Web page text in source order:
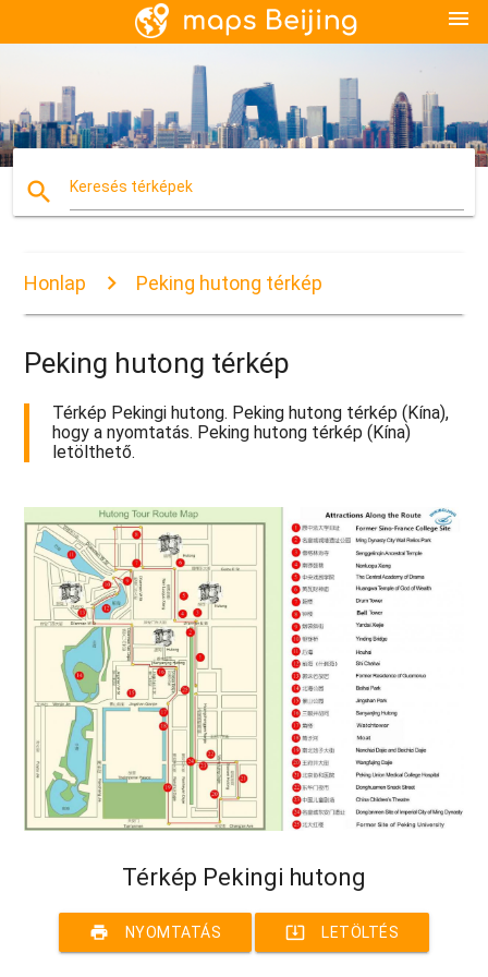
menu
search Keresés térképek
Honlap Peking hutong térkép
Peking hutong térkép
Térkép Pekingi hutong. Peking hutong térkép (Kína),
hogy a nyomtatás. Peking hutong térkép (Kína)
letölthető.
Térkép Pekingi hutong
print NYOMTATÁS system_update_alt LETÖLTÉS